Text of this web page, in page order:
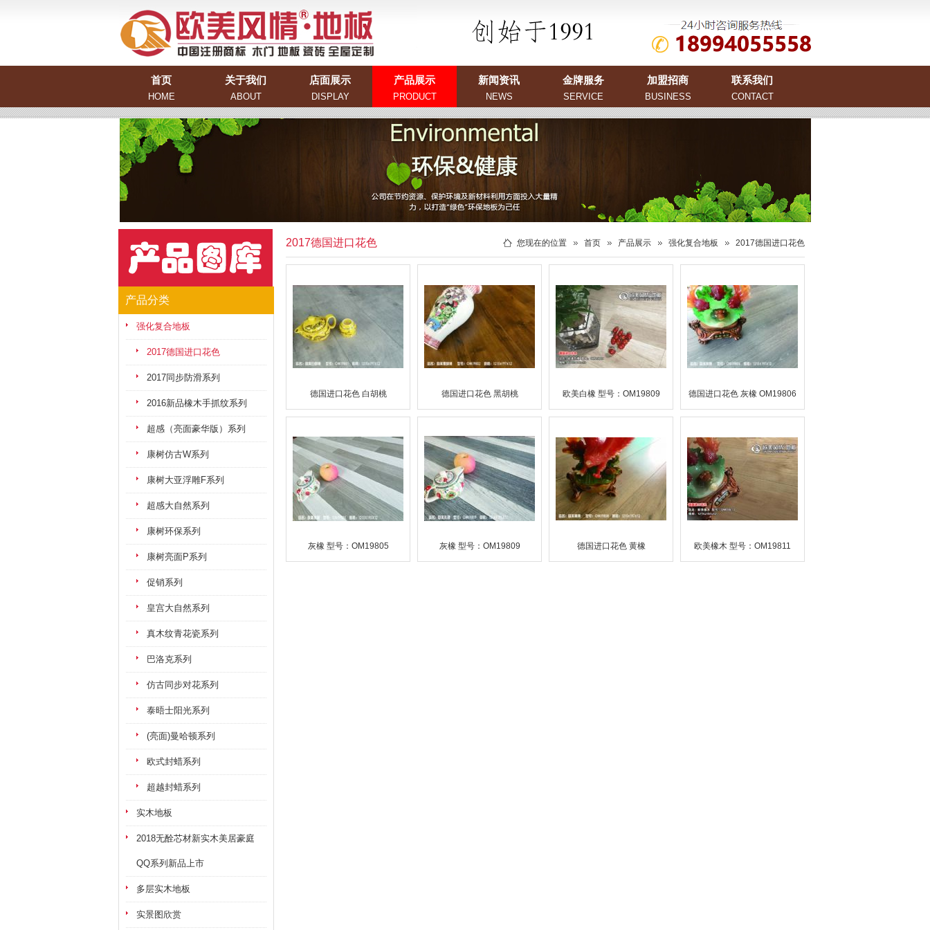
首页
HOME
关于我们
ABOUT
店面展示
DISPLAY
产品展示
PRODUCT
新闻资讯
NEWS
金牌服务
SERVICE
加盟招商
BUSINESS
联系我们
CONTACT
产品分类
强化复合地板
2017德国进口花色
2017同步防滑系列
2016新品橡木手抓纹系列
超感（亮面豪华版）系列
康树仿古W系列
康树大亚浮雕F系列
超感大自然系列
康树环保系列
康树亮面P系列
促销系列
皇宫大自然系列
真木纹青花瓷系列
巴洛克系列
仿古同步对花系列
泰晤士阳光系列
(亮面)曼哈顿系列
欧式封蜡系列
超越封蜡系列
实木地板
2018无酫芯材新实木美居豪庭
QQ系列新品上市
多层实木地板
实景图欣赏
2017德国进口花色 您现在的位置 首页 产品展示 强化复合地板 2017德国进口花色
德国进口花色 白胡桃 德国进口花色 黑胡桃 欧美白橡 型号：OM19809 德国进口花色 灰橡 OM19806
灰橡 型号：OM19805 灰橡 型号：OM19809 德国进口花色 黄橡 欧美橡木 型号：OM19811